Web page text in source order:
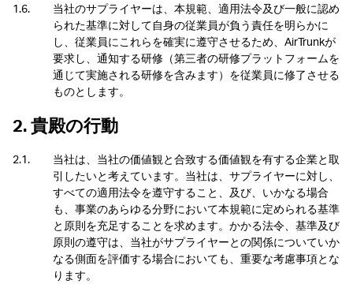
当社のサプライヤーは、本規範、適用法令及び一般に認め
られた基準に対して自身の従業員が負う責任を明らかに
し、従業員にこれらを確実に遵守させるため、AirTrunkが
要求し、通知する研修（第三者の研修プラットフォームを
通じて実施される研修を含みます）を従業員に修了させる
ものとします。
2. 貴殿の行動
当社は、当社の価値観と合致する価値観を有する企業と取
引したいと考えています。当社は、サプライヤーに対し、
すべての適用法令を遵守すること、及び、いかなる場合
も、事業のあらゆる分野において本規範に定められる基準
と原則を充足することを求めます。かかる法令、基準及び
原則の遵守は、当社がサプライヤーとの関係についていか
なる側面を評価する場合においても、重要な考慮事項とな
ります。